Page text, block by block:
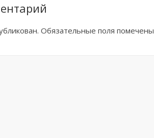
Обязательные поля помечены